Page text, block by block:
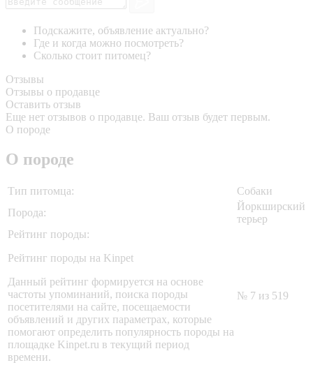
Подскажите, объявление актуально?
Где и когда можно посмотреть?
Сколько стоит питомец?
Отзывы
Отзывы о продавце
Оставить отзыв
Еще нет отзывов о продавце. Ваш отзыв будет первым.
О породе
О породе
Тип питомца:
Собаки
Порода:
Йоркширский
терьер
Рейтинг породы:
Рейтинг породы на Kinpet
Данный рейтинг формируется на основе
частоты упоминаний, поиска породы
посетителями на сайте, посещаемости
объявлений и других параметрах, которые
помогают определить популярность породы на
площадке Kinpet.ru в текущий период
времени.
№ 7 из 519